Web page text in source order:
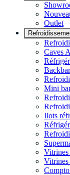
Outlet
Caves
Mini
Ilots
Vitrines
Vitrines